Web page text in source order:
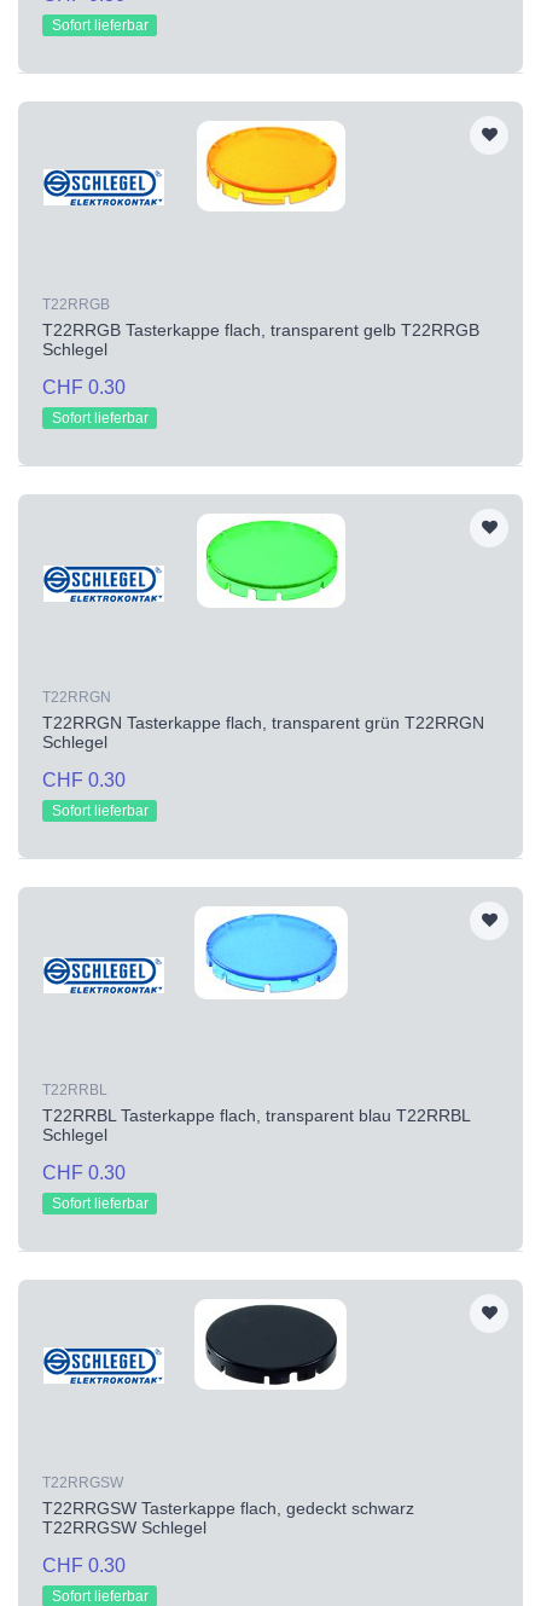
Sofort lieferbar
T22RRGB
T22RRGB Tasterkappe flach, transparent gelb T22RRGB
Schlegel
CHF 0.30
Sofort lieferbar
T22RRGN
T22RRGN Tasterkappe flach, transparent grün T22RRGN
Schlegel
CHF 0.30
Sofort lieferbar
T22RRBL
T22RRBL Tasterkappe flach, transparent blau T22RRBL
Schlegel
CHF 0.30
Sofort lieferbar
T22RRGSW
T22RRGSW Tasterkappe flach, gedeckt schwarz
T22RRGSW Schlegel
CHF 0.30
Sofort lieferbar